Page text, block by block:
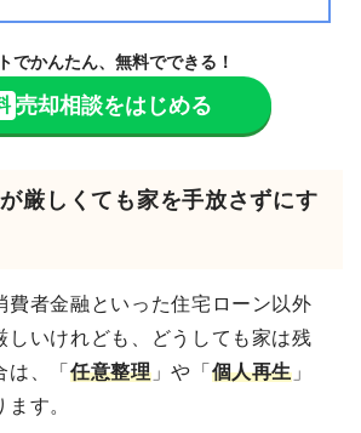
でかんたん、無料でできる！
売却相談をはじめる
厳しくても家を手放さずにす
費者金融といった住宅ローン以外
しいけれども、どうしても家は残
は、「任意整理」や「 個人再生 」
す。